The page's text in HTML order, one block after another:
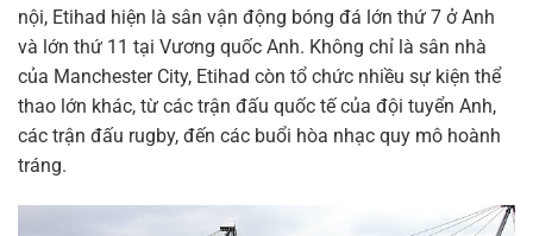
nội, Etihad hiện là sân vận động bóng đá lớn thứ 7 ở Anh
và lớn thứ 11 tại Vương quốc Anh. Không chỉ là sân nhà
của Manchester City, Etihad còn tổ chức nhiều sự kiện thể
thao lớn khác, từ các trận đấu quốc tế của đội tuyển Anh,
các trận đấu rugby, đến các buổi hòa nhạc quy mô hoành
tráng.